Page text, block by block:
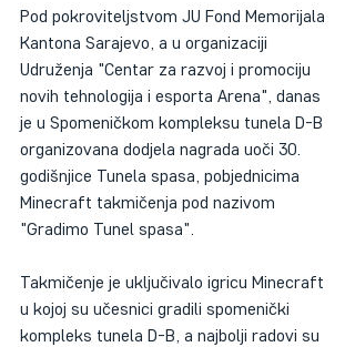
Pod pokroviteljstvom JU Fond Memorijala
Kantona Sarajevo, a u organizaciji
Udruženja "Centar za razvoj i promociju
novih tehnologija i esporta Arena", danas
je u Spomeničkom kompleksu tunela D-B
organizovana dodjela nagrada uoči 30.
godišnjice Tunela spasa, pobjednicima
Minecraft takmičenja pod nazivom
"Gradimo Tunel spasa".
Takmičenje je uključivalo igricu Minecraft
u kojoj su učesnici gradili spomenički
kompleks tunela D-B, a najbolji radovi su